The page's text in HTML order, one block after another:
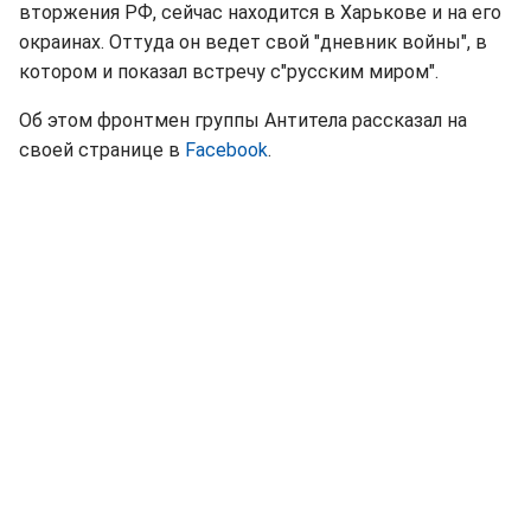
вторжения РФ, сейчас находится в Харькове и на его
окраинах. Оттуда он ведет свой "дневник войны", в
котором и показал встречу с"русским миром".
Об этом фронтмен группы Антитела рассказал на
своей странице в Facebook.